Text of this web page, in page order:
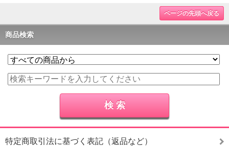
ページの先頭へ戻る
商品検索
特定商取引法に基づく表記（返品など）